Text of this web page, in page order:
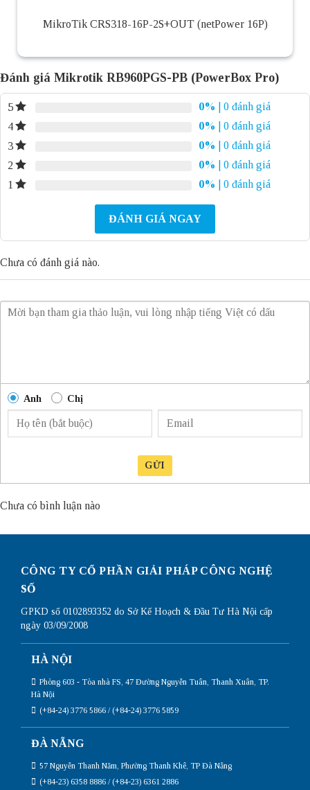
MikroTik CRS318-16P-2S+OUT (netPower 16P)
Đánh giá Mikrotik RB960PGS-PB (PowerBox Pro)
5 0%
| 0 đánh giá
4
0%
| 0 đánh giá
3
0%
| 0 đánh giá
2
0%
| 0 đánh giá
1
0% | 0 đánh giá
ĐÁNH GIÁ NGAY
Chưa có đánh giá nào.
Anh Chị
GỬI
Chưa có bình luận nào
CÔNG TY CỔ PHẦN GIẢI PHÁP CÔNG NGHỆ
SỐ
GPKD số 0102893352 do Sở Kế Hoạch & Đầu Tư Hà Nội cấp
ngày 03/09/2008
HÀ NỘI
Phòng 603 - Tòa nhà FS, 47 Đường Nguyễn Tuân, Thanh Xuân, TP.
Hà Nội
(+84-24) 3776 5866 / (+84-24) 3776 5859
ĐÀ NẴNG
57 Nguyễn Thanh Năm, Phường Thanh Khê, TP Đà Nẵng
(+84-23) 6358 8886 / (+84-23) 6361 2886